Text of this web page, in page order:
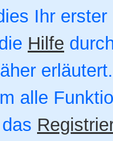
Ihr
Hilfe
alle